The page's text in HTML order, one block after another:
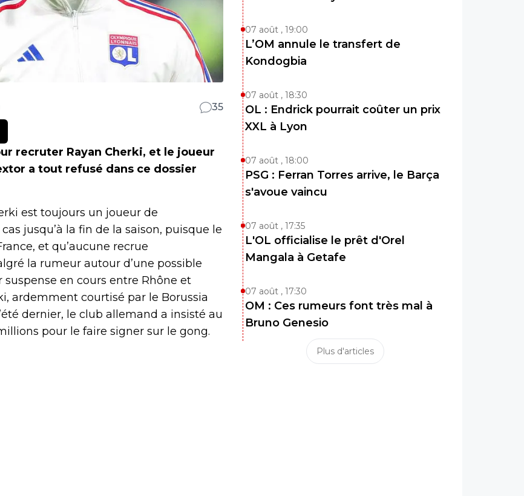
35
recruter Rayan Cherki, et le joueur
a tout refusé dans ce dossier
est toujours un joueur de
jusqu’à la fin de la saison, puisque le
et qu’aucune recrue
la rumeur autour d’une possible
suspense en cours entre Rhône et
ardemment courtisé par le Borussia
dernier, le club allemand a insisté au
pour le faire signer sur le gong.
07 août , 19:00
L’OM annule le transfert de
Kondogbia
07 août , 18:30
OL : Endrick pourrait coûter un prix
XXL à Lyon
07 août , 18:00
PSG : Ferran Torres arrive, le Barça
s'avoue vaincu
07 août , 17:35
L'OL officialise le prêt d'Orel
Mangala à Getafe
07 août , 17:30
OM : Ces rumeurs font très mal à
Bruno Genesio
Plus d'articles